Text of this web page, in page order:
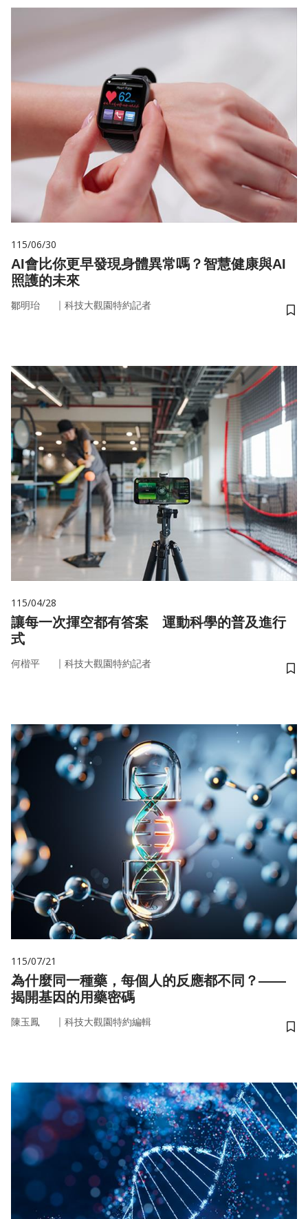
115/06/30
AI會比你更早發現身體異常嗎？智慧健康與AI
照護的未來
鄒明珆 ｜ 科技大觀園特約記者
儲
115/04/28
讓每一次揮空都有答案 運動科學的普及進行
式
何楷平 ｜ 科技大觀園特約記者
儲
115/07/21
為什麼同一種藥，每個人的反應都不同？——
揭開基因的用藥密碼
陳玉鳳 ｜ 科技大觀園特約編輯
儲